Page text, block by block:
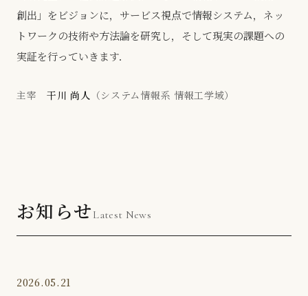
創出」をビジョンに，サービス視点で情報システム，ネッ
トワークの技術や方法論を研究し，そして現実の課題への
実証を行っていきます．
主宰干川 尚人 （システム情報系 情報工学域）
お知らせLatest News
2026.05.21